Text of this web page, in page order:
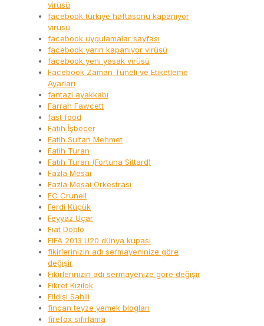
virüsü
facebook türkiye haftasonu kapanıyor
virüsü
facebook uygulamalar sayfası
facebook yarın kapanıyor virüsü
facebook yeni yasak virüsü
Facebook Zaman Tüneli ve Etiketleme
Ayarları
fantazi ayakkabı
Farrah Fawcett
fast food
Fatih İşbecer
Fatih Sultan Mehmet
Fatih Turan
Fatih Turan (Fortuna Sittard)
Fazla Mesai
Fazla Mesai Orkestrası
FC Crunell
Ferdi Küçük
Feyyaz Uçar
Fiat Doblo
FIFA 2013 U20 dünya kupası
fikirlerinizin adı sermayeninize göre
değişir
Fikirlerinizin adı sermayenize göre değişir
Fikret Kızılok
Fildişi Sahili
fincan teyze yemek blogları
firefox sıfırlama